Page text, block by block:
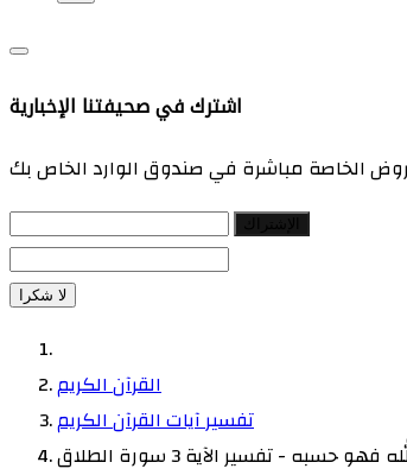
اشترك في صحيفتنا الإخبارية
الخاصة مباشرة في صندوق الوارد الخاص بك
لا شكرا
القرآن الكريم
تفسير آيات القرآن الكريم
- تفسير الآية 3 سورة الطلاق